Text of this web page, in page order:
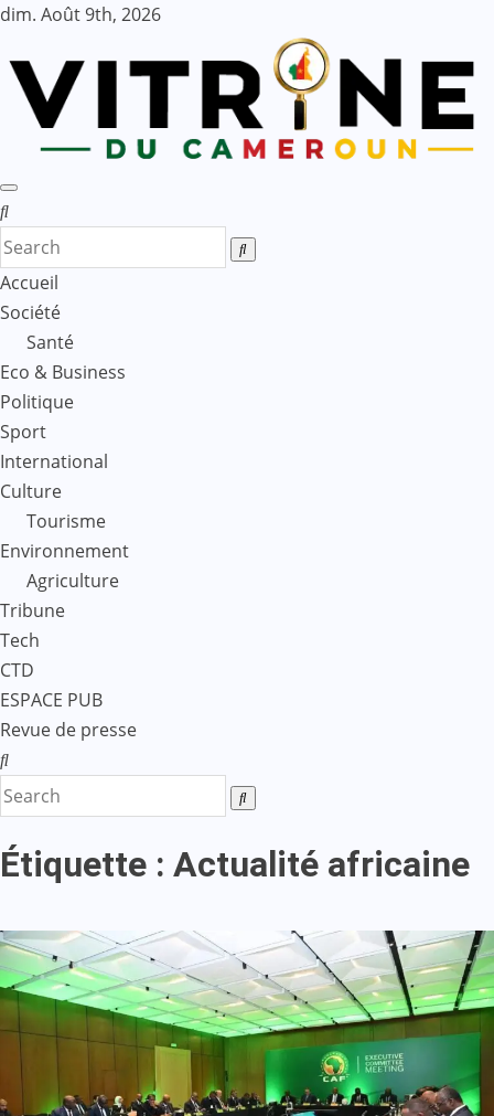
Skip
content
dim. Août 9th, 2026
Accueil
Société
Santé
Eco & Business
Politique
Sport
International
Culture
Tourisme
Environnement
Agriculture
Tribune
Tech
CTD
ESPACE PUB
Revue de presse
Étiquette : Actualité africaine